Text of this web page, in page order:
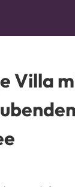
Villa